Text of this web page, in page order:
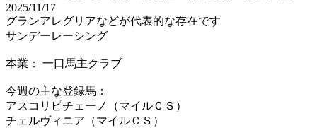
2025/11/17
グランアレグリアなどが代表的な存在です
サンデーレーシング
本業： 一口馬主クラブ
今週の主な登録馬：
アスコリピチェーノ（マイルＣＳ）
チェルヴィニア（マイルＣＳ）